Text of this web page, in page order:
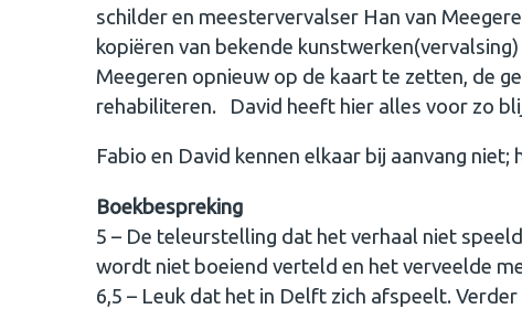
schilder en meestervervalser Han van
kopiëren van bekende
Meegeren opnieuw op de kaart te zetten, de
rehabiliteren. David heeft hier alles voor zo
Fabio en David kennen elkaar bij aanvang
Boekbespreking
5 – De teleurstelling dat het verhaal niet
wordt niet boeiend verteld en het verveelde
6,5 – Leuk dat het in Delft zich afspeelt.